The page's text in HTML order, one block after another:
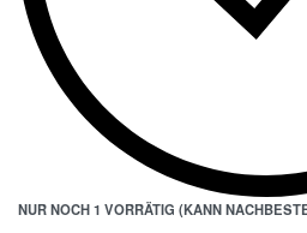
NUR NOCH 1 VORRÄTIG (KANN